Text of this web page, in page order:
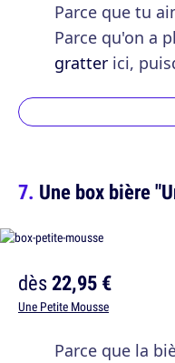
Parce que tu
Parce qu'on a
gratter ici,
Une box bière
dès22,95 €
Une Petite Mousse
Parce que la